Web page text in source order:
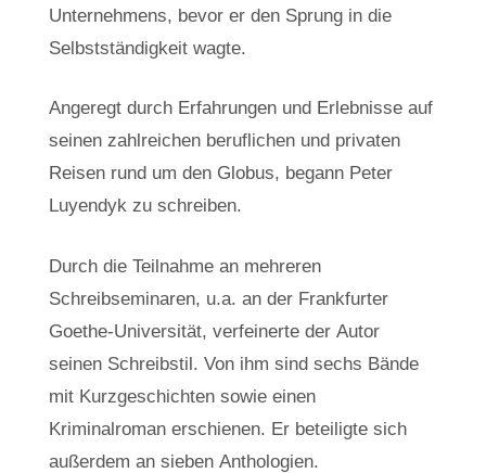
Unternehmens, bevor er den Sprung in die
Selbstständigkeit wagte.
Angeregt durch Erfahrungen und Erlebnisse auf
seinen zahlreichen beruflichen und privaten
Reisen rund um den Globus, begann Peter
Luyendyk zu schreiben.
Durch die Teilnahme an mehreren
Schreibseminaren, u.a. an der Frankfurter
Goethe-Universität, verfeinerte der Autor
seinen Schreibstil. Von ihm sind sechs Bände
mit Kurzgeschichten sowie einen
Kriminalroman erschienen. Er beteiligte sich
außerdem an sieben Anthologien.